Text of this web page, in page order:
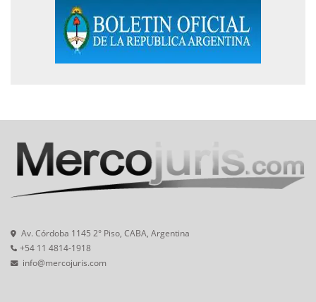
Av. Córdoba 1145 2° Piso, CABA, Argentina
+54 11 4814-1918
info@mercojuris.com